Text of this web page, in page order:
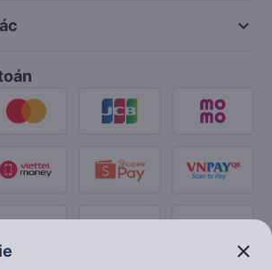
keyboard_arrow_down
close